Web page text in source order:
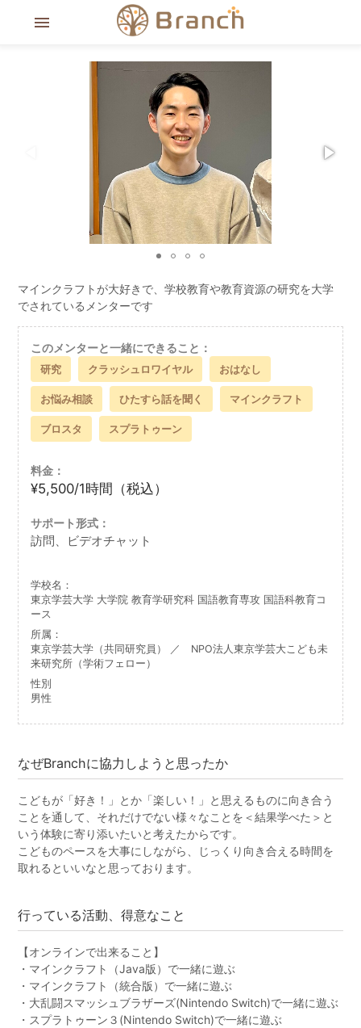
menu
マインクラフトが大好きで、学校教育や教育資源の研究を大学
でされているメンターです
このメンターと一緒にできること：
研究 クラッシュロワイヤル おはなし
お悩み相談 ひたすら話を聞く マインクラフト
ブロスタ スプラトゥーン
料金：
¥5,500/1時間（税込）
サポート形式：
訪問、ビデオチャット
学校名：
東京学芸大学 大学院 教育学研究科 国語教育専攻 国語科教育コ
ース
所属：
東京学芸大学（共同研究員） ／ NPO法人東京学芸大こども未
来研究所（学術フェロー）
性別
男性
なぜBranchに協力しようと思ったか
こどもが「好き！」とか「楽しい！」と思えるものに向き合う
ことを通して、それだけでない様々なことを＜結果学べた＞と
いう体験に寄り添いたいと考えたからです。
こどものペースを大事にしながら、じっくり向き合える時間を
取れるといいなと思っております。
行っている活動、得意なこと
【オンラインで出来ること】
・マインクラフト（Java版）で一緒に遊ぶ
・マインクラフト（統合版）で一緒に遊ぶ
・大乱闘スマッシュブラザーズ(Nintendo Switch)で一緒に遊ぶ
・スプラトゥーン３(Nintendo Switch)で一緒に遊ぶ